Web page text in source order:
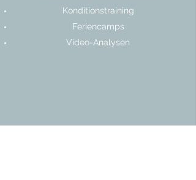
Konditionstraining
Feriencamps
Video-Analysen